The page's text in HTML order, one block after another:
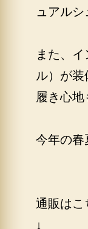
ュアルシ
また、
ル）が装
履き心
今年の春
通販はこ
↓